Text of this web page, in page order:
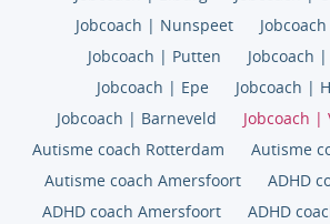
Jobcoach | Nunspeet
Jobcoach | Putten
Jobcoach
Jobcoach | Epe
Jobcoach |
Jobcoach | Barneveld
Jobcoach |
Autisme coach Rotterdam
Autisme
Autisme coach Amersfoort
ADHD
ADHD coach Amersfoort
ADHD